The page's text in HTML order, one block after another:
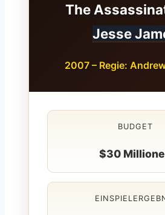
The
Jesse
2007 – Regie:
BUDGET
$30